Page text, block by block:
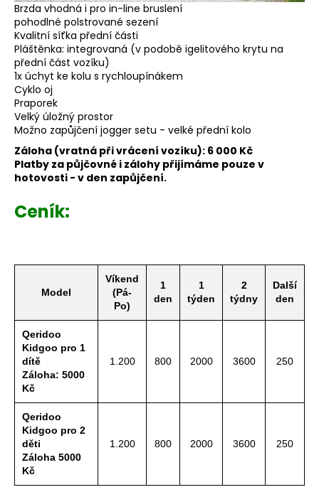
Brzda vhodná i pro in-line bruslení
pohodlné polstrované sezení
Kvalitní síťka přední části
Pláštěnka: integrovaná (v podobě igelitového krytu na
přední část vozíku)
1x úchyt ke kolu s rychloupínákem
Cyklo oj
Praporek
Velký úložný prostor
Možno zapůjčení jogger setu - velké přední kolo
Záloha (vratná při vrácení vozíku): 6 000 Kč
Platby za půjčovné i zálohy přijímáme pouze v
hotovosti - v den zapůjčení.
Ceník:
Model
Víkend
(Pá-
Po)
1
den
1
týden
2
týdny
Další
den
Qeridoo
Kidgoo pro 1
dítě
Záloha: 5000
Kč
1.200 800 2000 3600 250
Qeridoo
Kidgoo pro 2
děti
Záloha 5000
Kč
1.200 800 2000 3600 250